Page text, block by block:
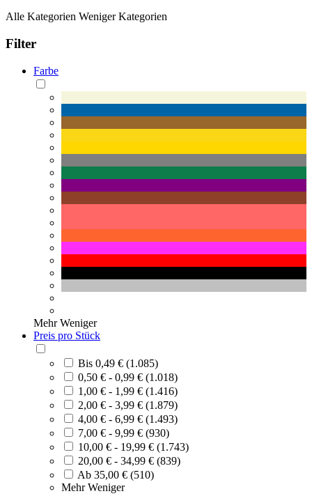
Alle Kategorien Weniger Kategorien
Filter
Farbe
Mehr Weniger
Preis pro Stück
Bis 0,49 € (1.085)
0,50 € - 0,99 € (1.018)
1,00 € - 1,99 € (1.416)
2,00 € - 3,99 € (1.879)
4,00 € - 6,99 € (1.493)
7,00 € - 9,99 € (930)
10,00 € - 19,99 € (1.743)
20,00 € - 34,99 € (839)
Ab 35,00 € (510)
Mehr Weniger